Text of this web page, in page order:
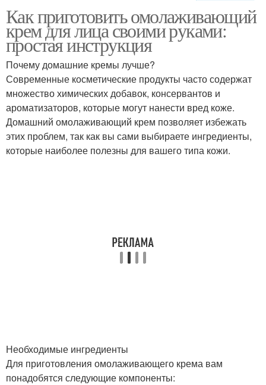
Крем из масла Крем с глицерином
Антивозрастной крем Крем против акне
Крем на лицо
Крем перед
магазинными аналогами
креме
Как приготовить омолаживающий
крем для лица своими руками:
простая инструкция
Почему домашние кремы лучше?
Современные косметические продукты часто содержат
множество химических добавок, консервантов и
ароматизаторов, которые могут нанести вред коже.
Домашний омолаживающий крем позволяет избежать
этих проблем, так как вы сами выбираете ингредиенты,
которые наиболее полезны для вашего типа кожи.
Необходимые ингредиенты
Для приготовления омолаживающего крема вам
понадобятся следующие компоненты: